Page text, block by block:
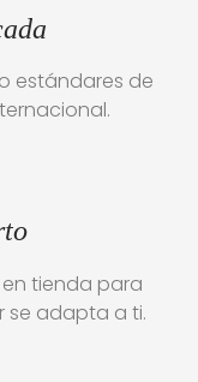
estándares de
tienda para
se adapta a ti.